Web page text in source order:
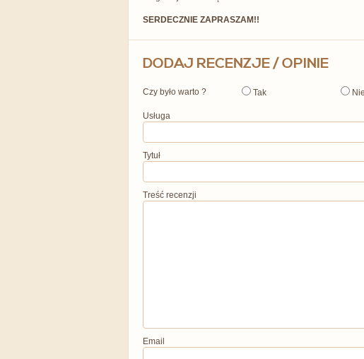
SERDECZNIE ZAPRASZAM!!
DODAJ RECENZJE / OPINIE
Czy było warto ? Tak Nie
Usługa
Tytuł
Treść recenzji
Email